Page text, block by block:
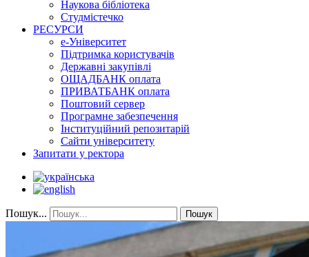
Наукова бібліотека
Студмістечко
РЕСУРСИ
е-Університет
Підтримка користувачів
Державні закупівлі
ОЩАДБАНК оплата
ПРИВАТБАНК оплата
Поштовий сервер
Програмне забезпечення
Інституційний репозитарій
Сайти університету
Запитати у ректора
Пошук... Пошук